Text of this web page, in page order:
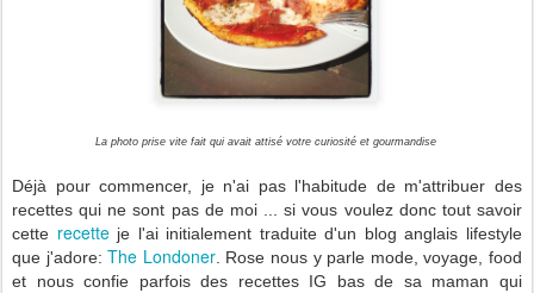
La photo prise vite fait qui avait attisé votre curiosité et gourmandise
Déjà pour commencer, je n'ai pas l'habitude de m'attribuer des
recettes qui ne sont pas de moi ... si vous voulez donc tout savoir
cette recetteje l'ai initialement traduite d'un blog anglais lifestyle
que j'adore:The Londoner. Rose nous y parle mode, voyage, food
et nous confie parfois des recettes IG bas de sa maman qui